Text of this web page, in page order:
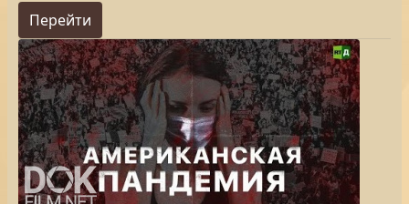
Перейти